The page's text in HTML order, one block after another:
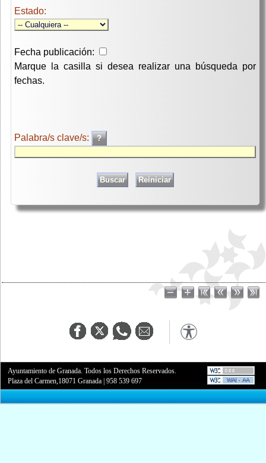
Estado:
Fecha publicación:
Marque la casilla si desea realizar una búsqueda por
fechas.
Palabra/s clave/s:
Ayuntamiento de Granada. Todos los Derechos Reservados.
Plaza del Carmen,18071 Granada |958 539 697